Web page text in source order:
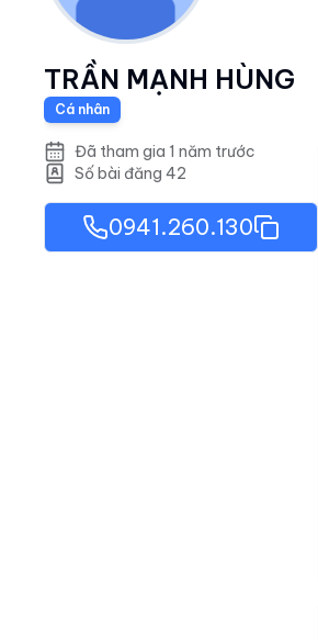
TRẦN MẠNH HÙNG
Cá nhân
Đã tham gia 1 năm trước
Số bài đăng 42
0941.260.130